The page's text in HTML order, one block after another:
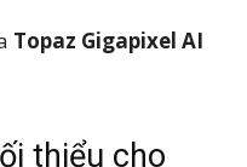
Topaz Gigapixel AI
thiểu cho